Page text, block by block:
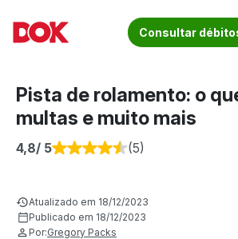
content
Acesse o Blog e conheça todos os
Fique por dentro de artigos sobre o
Conheça informações sobre
Consultar
Pista de rolamento: o
multas e muito mais
4,8/ 5 (5)
Atualizado em 18/12/2023
Publicado em 18/12/2023
Por:Gregory Packs